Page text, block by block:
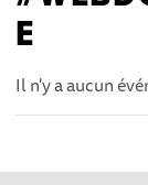
E
Il n'y a aucun